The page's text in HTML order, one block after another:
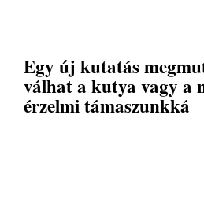
Egy új kutatás
válhat a kutya vagy a
érzelmi támaszunkká